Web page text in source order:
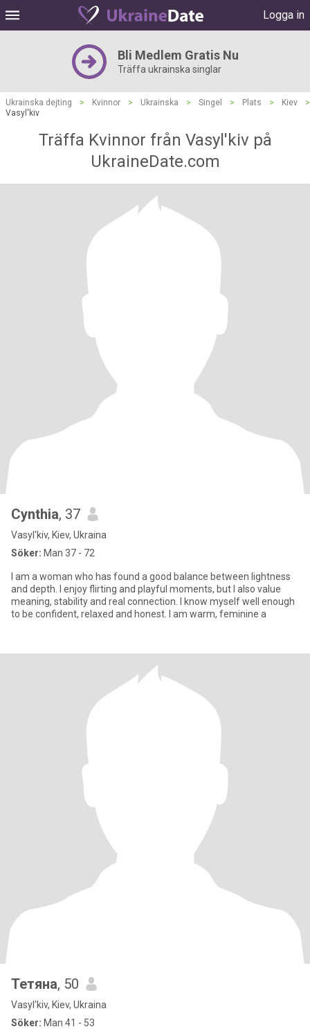
Logga in
Bli Medlem Gratis Nu
Träffa ukrainska singlar
Ukrainska dejting > Kvinnor > Ukrainska > Singel > Plats > Kiev
>
Vasyl'kiv
Träffa Kvinnor från Vasyl'kiv på
UkraineDate.com
Cynthia, 37
Vasyl'kiv, Kiev, Ukraina
Söker: Man 37 - 72
I am a woman who has found a good balance between lightness
and depth. I enjoy flirting and playful moments, but I also value
meaning, stability and real connection. I know myself well enough
to be confident, relaxed and honest. I am warm, feminine a
Тетяна, 50
Vasyl'kiv, Kiev, Ukraina
Söker: Man 41 - 53